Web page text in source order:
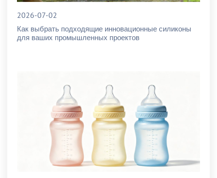
2026-07-02
Как выбрать подходящие инновационные силиконы
для ваших промышленных проектов